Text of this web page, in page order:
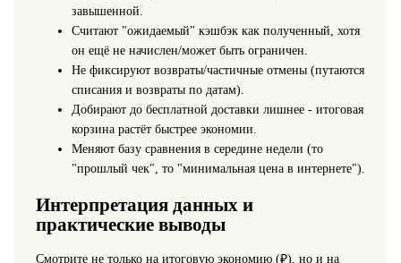
завышенной.
Считают "ожидаемый" кэшбэк как полученный, хотя
он ещё не начислен/может быть ограничен.
Не фиксируют возвраты/частичные отмены (путаются
списания и возвраты по датам).
Добирают до бесплатной доставки лишнее - итоговая
корзина растёт быстрее экономии.
Меняют базу сравнения в середине недели (то
"прошлый чек", то "минимальная цена в интернете").
Интерпретация данных и
практические выводы
Смотрите не только на итоговую экономию (₽), но и на